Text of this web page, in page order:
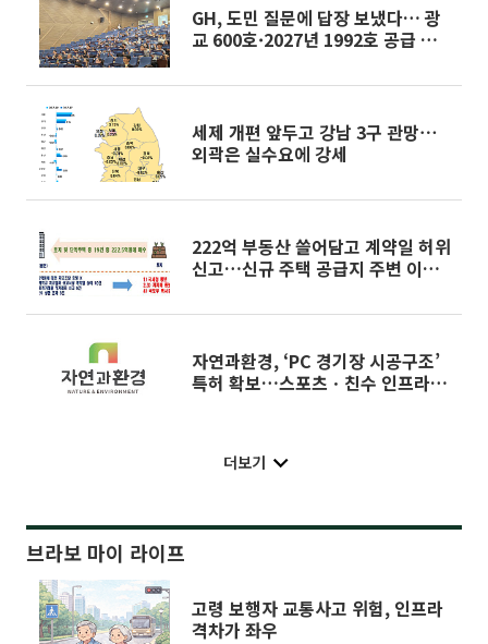
GH, 도민 질문에 답장 보냈다… 광
교 600호·2027년 1992호 공급 약
세제 개편 앞두고 강남 3구 관망⋯
외곽은 실수요에 강세
222억 부동산 쓸어담고 계약일 허위
신고…신규 주택 공급지 주변 이상
자연과환경, ‘PC 경기장 시공구조’
특허 확보…스포츠ㆍ친수 인프라 시
더보기
브라보 마이 라이프
고령 보행자 교통사고 위험, 인프라
격차가 좌우